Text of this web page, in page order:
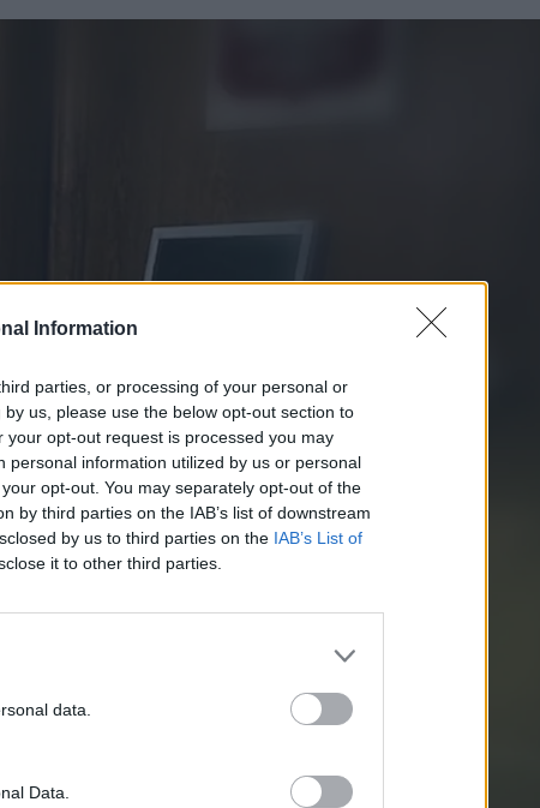
Information
parties, or processing of your personal or
us, please use the below opt-out section to
opt-out request is processed you may
information utilized by us or personal
opt-out. You may separately opt-out of the
by third parties on the IAB’s list of downstream
by us to third parties on the IAB’s List of
it to other third parties.
data.
Data.